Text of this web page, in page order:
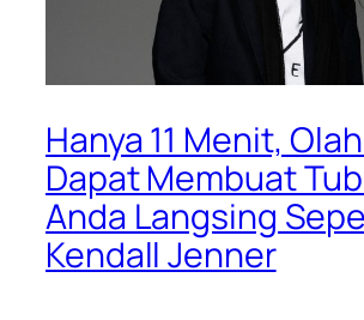
Hanya 11 Menit,
Dapat Membuat
Anda Langsing
Kendall Jenner